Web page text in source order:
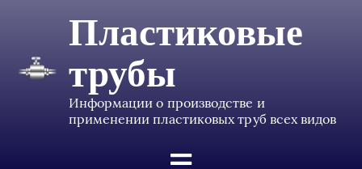
Пластиковые
трубы
Информации о производстве и
применении пластиковых труб всех видов